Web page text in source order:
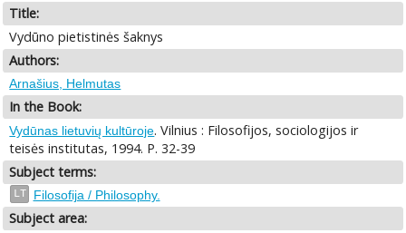
Title:
Vydūno pietistinės šaknys
Authors:
Arnašius, Helmutas
In the Book:
Vydūnas lietuvių kultūroje. Vilnius : Filosofijos, sociologijos ir
teisės institutas, 1994. P. 32-39
Subject terms:
LT Filosofija / Philosophy.
Subject area: